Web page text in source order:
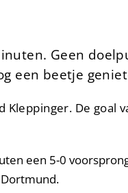
Geen
een beetje
De goal
een 5-0